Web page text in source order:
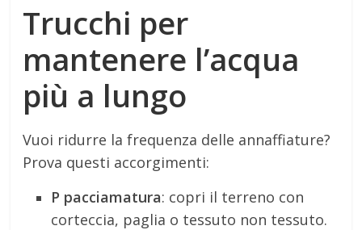
Trucchi per
mantenere l’acqua
più a lungo
Vuoi ridurre la frequenza delle annaffiature?
Prova questi accorgimenti:
P pacciamatura: copri il terreno con
corteccia, paglia o tessuto non tessuto.